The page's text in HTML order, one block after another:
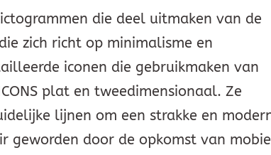
die deel uitmaken van de
zich richt op minimalisme en
iconen die gebruikmaken van
plat en tweedimensionaal. Ze
lijnen om een strakke en
geworden door de opkomst van